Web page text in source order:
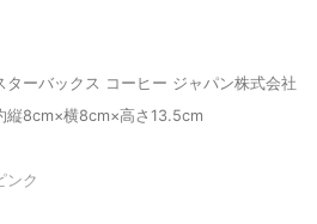
ターバックス コーヒー ジャパン株式会社
縦8cm×横8cm×高さ13.5cm
ンク